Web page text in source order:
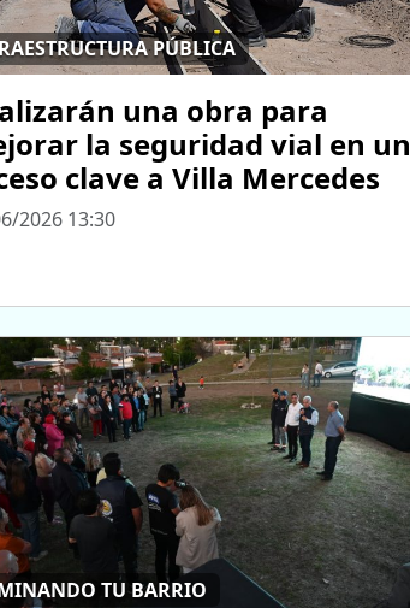
PÚBLICA
una obra para
la seguridad vial en un
clave a Villa Mercedes
2026 13:30
TU BARRIO